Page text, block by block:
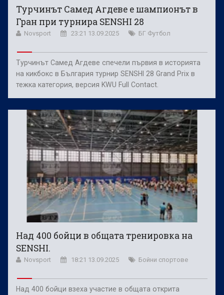
Турчинът Самед Агдеве е шампионът в
Гран при турнира SENSHI 28
Novsport 23:21 13.09.2025 БГ Футбол
Турчинът Самед Агдеве спечели първия в историята
на кикбокс в България турнир SENSHI 28 Grand Prix в
тежка категория, версия KWU Full Contact.
Над 400 бойци в общата тренировка на
SENSHI.
Novsport 18:21 13.09.2025 Бойни спортове
Над 400 бойци взеха участие в общата открита